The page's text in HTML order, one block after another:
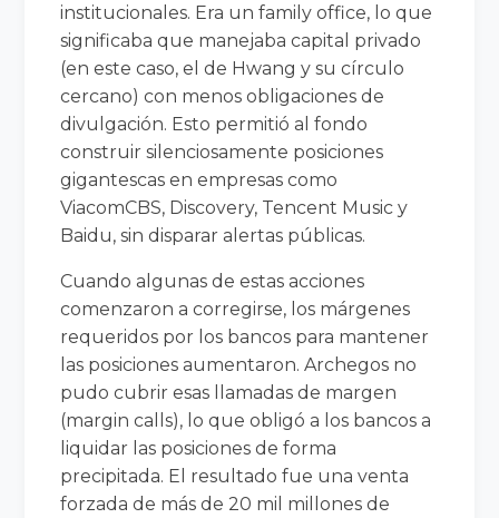
institucionales. Era un family office, lo que
significaba que manejaba capital privado
(en este caso, el de Hwang y su círculo
cercano) con menos obligaciones de
divulgación. Esto permitió al fondo
construir silenciosamente posiciones
gigantescas en empresas como
ViacomCBS, Discovery, Tencent Music y
Baidu, sin disparar alertas públicas.
Cuando algunas de estas acciones
comenzaron a corregirse, los márgenes
requeridos por los bancos para mantener
las posiciones aumentaron. Archegos no
pudo cubrir esas llamadas de margen
(margin calls), lo que obligó a los bancos a
liquidar las posiciones de forma
precipitada. El resultado fue una venta
forzada de más de 20 mil millones de